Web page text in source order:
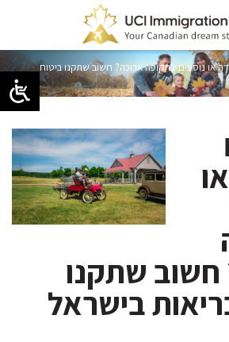
או נוסעים לתקופה ארוכה? חשוב שתקנו ביטוח
חשוב שתקנו
בישראל